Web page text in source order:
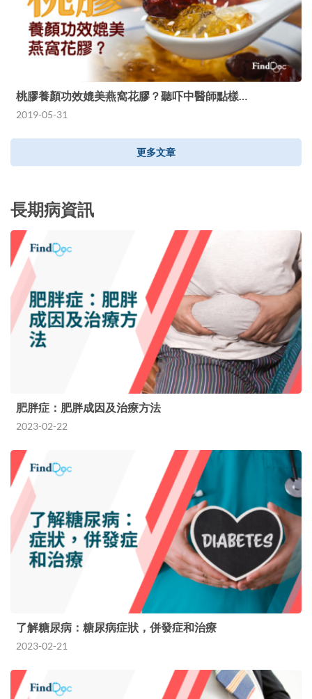
桃膠養顏功效媲美燕窩花膠？聽吓中醫師點樣…
2019-05-31
更多文章
長期病資訊
肥胖症：肥胖成因及治療方法
2023-02-22
了解糖尿病：糖尿病症狀，併發症和治療
2023-02-21